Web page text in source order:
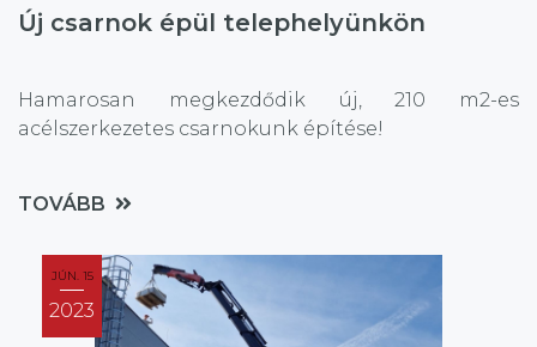
Új csarnok épül telephelyünkön
Hamarosan megkezdődik új, 210 m2-es
acélszerkezetes csarnokunk építése!
TOVÁBB
JÚN. 15
2023